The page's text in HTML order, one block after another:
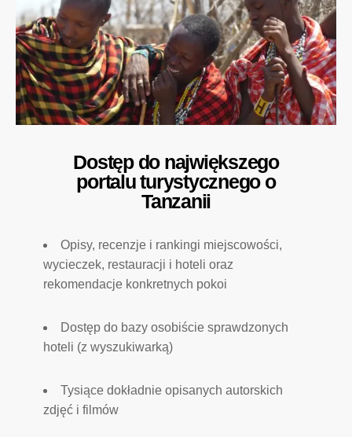
Dostęp do największego
portalu turystycznego o
Tanzanii
Opisy, recenzje i rankingi miejscowości,
wycieczek, restauracji i hoteli oraz
rekomendacje konkretnych pokoi
Dostęp do bazy osobiście sprawdzonych
hoteli (z wyszukiwarką)
Tysiące dokładnie opisanych autorskich
zdjęć i filmów